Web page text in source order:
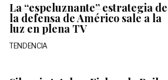
La “espeluznante” estrategia de
la defensa de Américo sale a la
luz en plena TV
TENDENCIA